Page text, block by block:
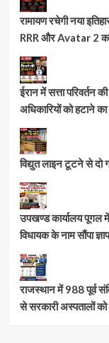
रामायण रचेगी नया
RRR और Avatar 2 का
ईरान में सत्ता परिवर्तन
अधिकारियों को हटाने का
विद्युत लाइन टूटने से दो
उपखण्ड कार्यालय पूगल
विधायक के नाम सौंपा
राजस्थान में 988 पूर्व
से सरकारी अस्पतालों को